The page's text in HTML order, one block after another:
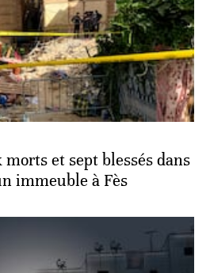
et sept blessés dans
immeuble à Fès